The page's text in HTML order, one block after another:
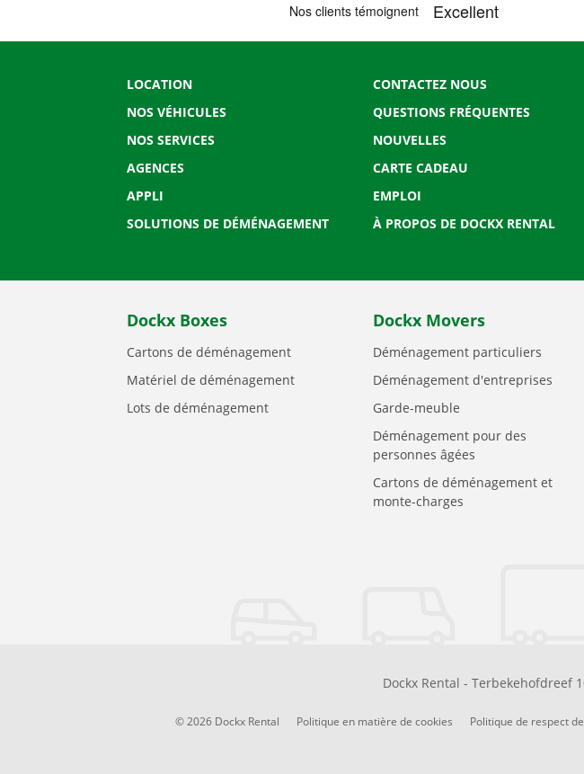
LOCATION
NOS VÉHICULES
NOS SERVICES
AGENCES
APPLI
SOLUTIONS DE DÉMÉNAGEMENT
CONTACTEZ NOUS
QUESTIONS FRÉQUENTES
NOUVELLES
CARTE CADEAU
EMPLOI
À PROPOS DE DOCKX RENTAL
Dockx Boxes
Cartons de déménagement
Matériel de déménagement
Lots de déménagement
Dockx Movers
Déménagement particuliers
Déménagement d'entreprises
Garde-meuble
Déménagement pour des
personnes âgées
Cartons de déménagement et
monte-charges
Dockx Rental - Terbekehofdreef
© 2026 Dockx Rental Politique en matière de cookies Politique de respect